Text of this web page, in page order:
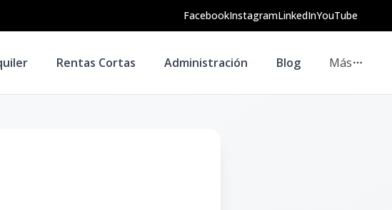
FacebookInstagramLinkedInYouTube
Rentas Cortas Administración Blog Más